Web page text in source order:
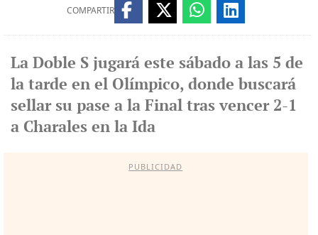
COMPARTIR
La Doble S jugará este sábado a las 5 de
la tarde en el Olímpico, donde buscará
sellar su pase a la Final tras vencer 2-1
a Charales en la Ida
PUBLICIDAD